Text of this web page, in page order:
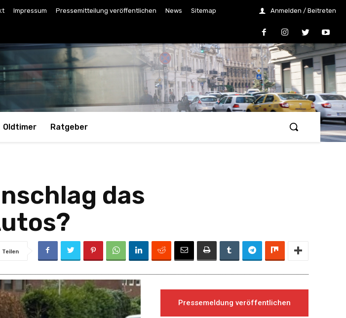
Impressum Pressemitteilung veröffentlichen News Sitemap Anmelden / Beitreten
Oldtimer Ratgeber
das
Teilen
Pressemeldung veröffentlichen